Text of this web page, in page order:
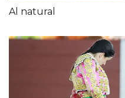
Al natural